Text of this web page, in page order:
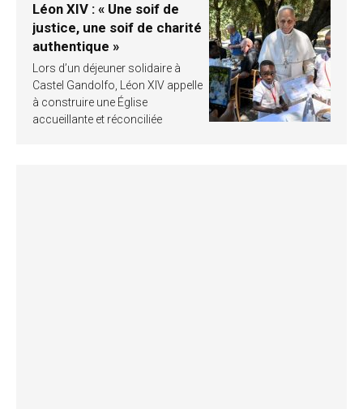
Léon XIV : « Une soif de
justice, une soif de charité
authentique »
Lors d’un déjeuner solidaire à
Castel Gandolfo, Léon XIV appelle
à construire une Église
accueillante et réconciliée